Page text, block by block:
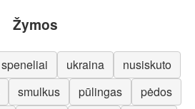
Žymos
speneliai ukraina
nusiskuto
smulkus pūlingas
pėdos